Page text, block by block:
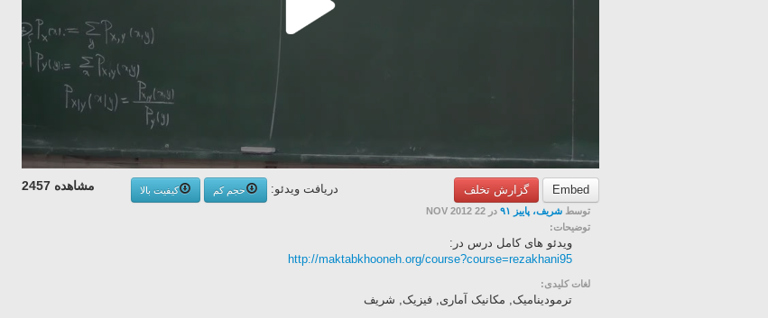
Embed گزارش تخلف مشاهده 2457 دریافت ویدئو: حجم کم
کیفیت بالا
توسط شریف، پاییز ۹۱
در 22 NOV 2012
توضیحات:
ویدئو های کامل درس در:
http://maktabkhooneh.org/course?course=rezakhani95
لغات کلیدی:
ترمودینامیک, مکانیک آماری, فیزیک, شریف